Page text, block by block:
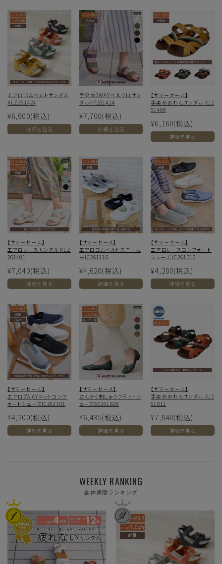
エアロゴムベルトサンダル
KLZ261424
¥6,900(税込)
詳細を見る
手染め2WAYベルクロサン
ダルHP261414
¥7,700(税込)
詳細を見る
【サマーセール】
手染めおわんサンダル XJ2
61409
¥6,160(税込)
詳細を見る
【サマーセール】
エアロレースサンダル KLZ
261401
¥7,040(税込)
詳細を見る
【サマーセール】
エアロゴムベルトスニーカ
ーIC261116
¥4,620(税込)
詳細を見る
【サマーセール】
エアロレースコンフォート
シューズ IC261312
¥4,200(税込)
詳細を見る
【サマーセール】
エアロ2WAYニットコンフ
ォートシューズIC261301
¥4,200(税込)
詳細を見る
【サマーセール】
さんかく刺しゅうフラットシ
ューズSE261606
¥6,435(税込)
詳細を見る
【サマーセール】
手染めおわんサンダル XJ2
61811
¥7,040(税込)
詳細を見る
WEEKLY RANKING
全体週間ランキング